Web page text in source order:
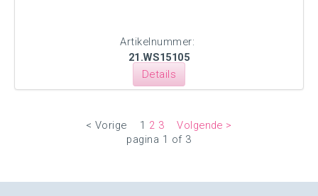
Artikelnummer:
21.WS15105
Details
< Vorige 1 2 3
Volgende >
pagina 1 of 3